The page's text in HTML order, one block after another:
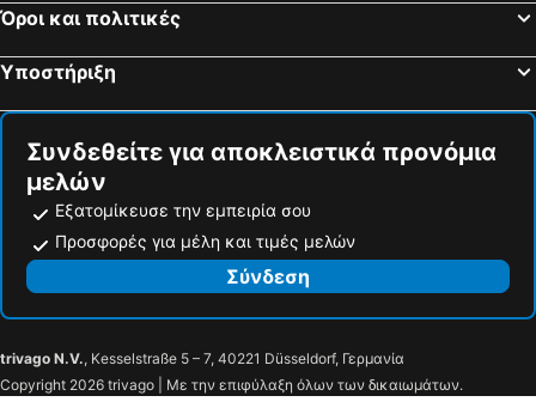
Όροι και πολιτικές
Υποστήριξη
Συνδεθείτε για αποκλειστικά προνόμια
μελών
Εξατομίκευσε την εμπειρία σου
Προσφορές για μέλη και τιμές μελών
Σύνδεση
trivago N.V., Kesselstraße 5 – 7, 40221 Düsseldorf, Γερμανία
Copyright 2026 trivago | Με την επιφύλαξη όλων των δικαιωμάτων.